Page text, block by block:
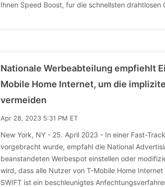
Ihnen Speed Boost, fur die schnellsten
Nationale Werbeabteilung empfiehlt
Mobile Home Internet, um die
vermeiden
Apr 28, 2023 5:31 PM ET
New York, NY - 25. April 2023 - In einer Fast-
vorgebracht wurde, empfahl die National
beanstandeten Werbespot einstellen oder
wird, dass alle Nutzer von T-Mobile Home
SWIFT ist ein beschleunigtes